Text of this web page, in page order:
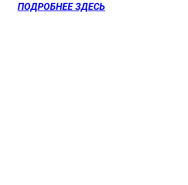
ПОДРОБНЕЕ ЗДЕСЬ